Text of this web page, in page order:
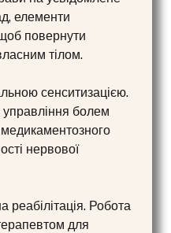
елементи
повернути
тілом.
сенситизацією.
управління болем
нервової
реабілітація. Робота
для